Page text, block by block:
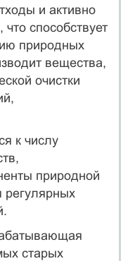
и активно
способствует
природных
вещества,
очистки
к числу
природной
регулярных
старых